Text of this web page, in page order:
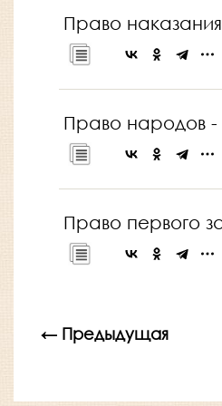
Право
Право народов -
Право первого
← Предыдущая